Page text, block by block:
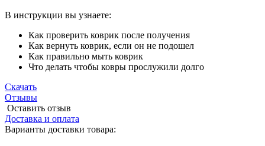
В инструкции вы узнаете:
Как проверить коврик после получения
Как вернуть коврик, если он не подошел
Как правильно мыть коврик
Что делать чтобы ковры прослужили долго
Скачать
Отзывы
Оставить отзыв
Доставка и оплата
Варианты доставки товара: